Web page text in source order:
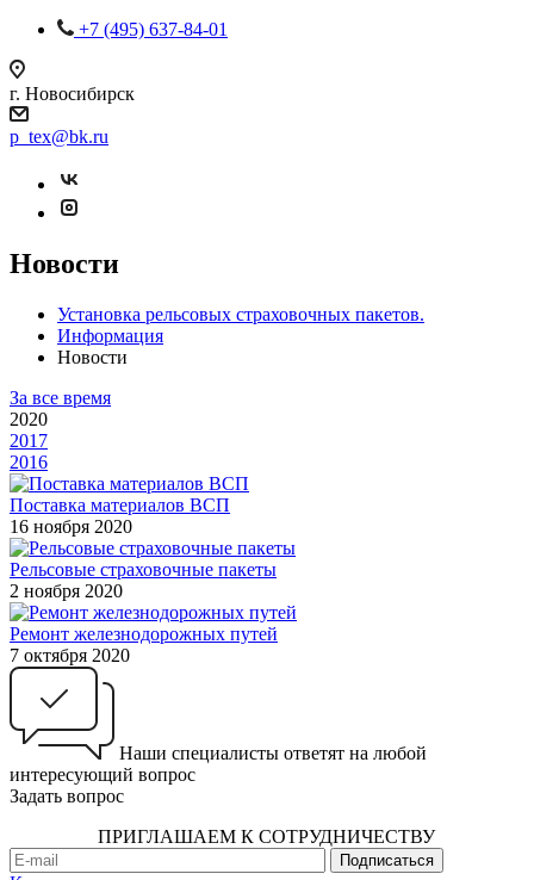
+7 (495) 637-84-01
г. Новосибирск
p_tex@bk.ru
Новости
Установка рельсовых страховочных пакетов.
Информация
Новости
За все время
2020
2017
2016
Поставка материалов ВСП
16 ноября 2020
Рельсовые страховочные пакеты
2 ноября 2020
Ремонт железнодорожных путей
7 октября 2020
Наши специалисты ответят на любой
интересующий вопрос
Задать вопрос
ПРИГЛАШАЕМ К СОТРУДНИЧЕСТВУ